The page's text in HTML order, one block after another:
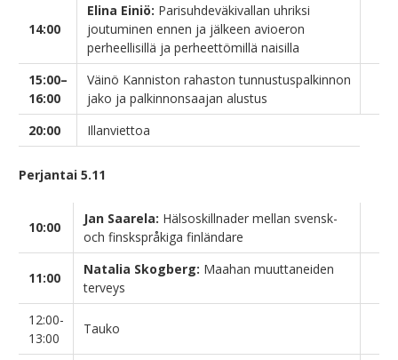
14:00
Elina Einiö: Parisuhdeväkivallan uhriksi
joutuminen ennen ja jälkeen avioeron
perheellisillä ja perheettömillä naisilla
15:00–
16:00
Väinö Kanniston rahaston tunnustuspalkinnon
jako ja palkinnonsaajan alustus
20:00
Illanviettoa
Perjantai 5.11
10:00
Jan Saarela: Hälsoskillnader mellan svensk-
och finskspråkiga finländare
11:00
Natalia Skogberg: Maahan muuttaneiden
terveys
12:00-
13:00
Tauko